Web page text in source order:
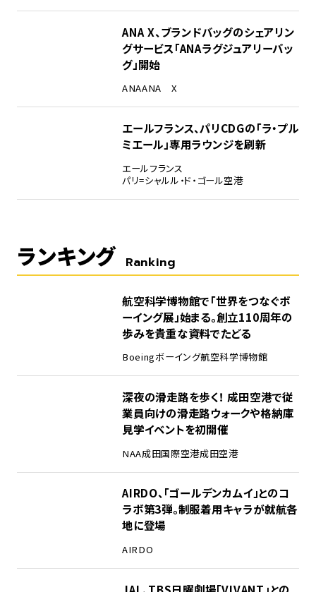
ANA X、ブランドバッグのシェアリン
グサービス「ANAラグジュアリーバッ
グ」開始
ANAANA X
エールフランス、パリCDGの「ラ・プル
ミエール」専用ラウンジを刷新
エールフランス
パリ=シャルル・ド・ゴール空港
ランキング Ranking
航空科学博物館で「世界をつなぐボ
ーイング展」始まる。創立110周年の
歩みを貴重な資料でたどる
Boeingボーイング航空科学博物館
深夜の滑走路を歩く！ 成田空港で従
業員向けの滑走路ウォークや格納庫
見学イベントを初開催
NAA成田国際空港成田空港
AIRDO、「ゴールデンカムイ」とのコ
ラボ第3弾。制服着用キャラが就航各
地に登場
AIRDO